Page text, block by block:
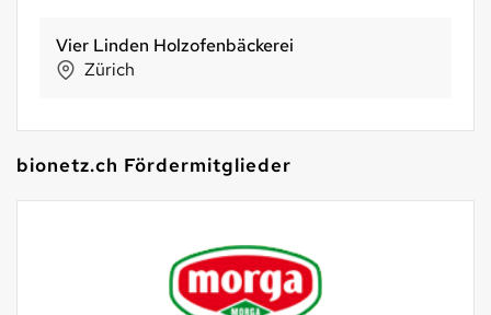
Vier Linden Holzofenbäckerei
Zürich
bionetz.ch Fördermitglieder